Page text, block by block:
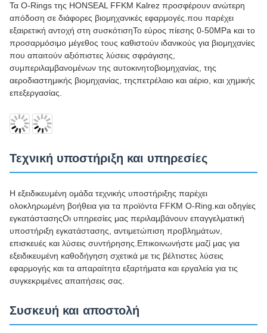
Τα O-Rings της HONSEAL FFKM Kalrez προσφέρουν ανώτερη
απόδοση σε διάφορες βιομηχανικές εφαρμογές.που παρέχει
εξαιρετική αντοχή στη συσκότισηΤο εύρος πίεσης 0-50MPa και το
προσαρμόσιμο μέγεθος τους καθιστούν ιδανικούς για βιομηχανίες
που απαιτούν αξιόπιστες λύσεις σφράγισης,
συμπεριλαμβανομένων της αυτοκινητοβιομηχανίας, της
αεροδιαστημικής βιομηχανίας, τηςπετρέλαιο και αέριο, και χημικής
επεξεργασίας.
Τεχνική υποστήριξη και υπηρεσίες
Η εξειδικευμένη ομάδα τεχνικής υποστήριξης παρέχει
ολοκληρωμένη βοήθεια για τα προϊόντα FFKM O-Ring.και οδηγίες
εγκατάστασηςΟι υπηρεσίες μας περιλαμβάνουν επαγγελματική
υποστήριξη εγκατάστασης, αντιμετώπιση προβλημάτων,
επισκευές και λύσεις συντήρησης.Επικοινωνήστε μαζί μας για
εξειδικευμένη καθοδήγηση σχετικά με τις βέλτιστες λύσεις
εφαρμογής και τα απαραίτητα εξαρτήματα και εργαλεία για τις
συγκεκριμένες απαιτήσεις σας.
Συσκευή και αποστολή